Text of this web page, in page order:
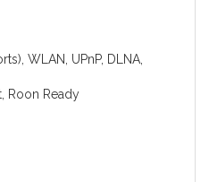
WLAN, UPnP, DLNA,
Roon Ready